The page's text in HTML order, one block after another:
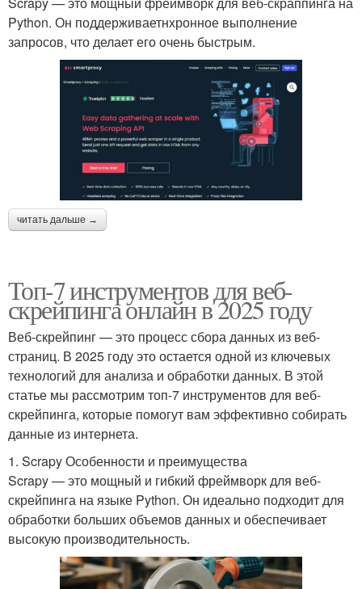
Python. Он поддерживаетнхронное выполнение
запросов, что делает его очень быстрым.
читать дальше →
Топ-7 инструментов для веб-
скрейпинга онлайн в 2025 году
Веб-скрейпинг — это процесс сбора данных из веб-
страниц. В 2025 году это остается одной из ключевых
технологий для анализа и обработки данных. В этой
статье мы рассмотрим топ-7 инструментов для веб-
скрейпинга, которые помогут вам эффективно собирать
данные из интернета.
1. Scrapy Особенности и преимущества
Scrapy — это мощный и гибкий фреймворк для веб-
скрейпинга на языке Python. Он идеально подходит для
обработки больших объемов данных и обеспечивает
высокую производительность.